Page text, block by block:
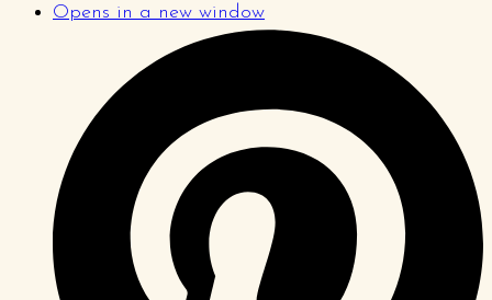
Opens in a new window